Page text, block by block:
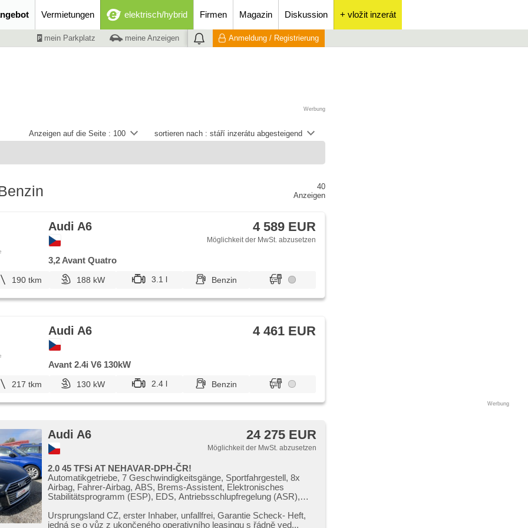
Vermietungen elektrisch/hybrid Firmen Magazin Diskussion + vložit inzerát
mein Parkplatz meine Anzeigen Anmeldung / Registrierung
Werbung
sortieren nach : stáří inzerátu abgesteigend
Anzeigen auf die Seite : 100
40
Anzeigen
Audi A6 4 589 EUR
Möglichkeit der MwSt. abzusetzen
3,2 Avant Quatro
190 tkm 188 kW 3.1 l Benzin
Audi A6 4 461 EUR
Avant 2.4i V6 130kW
217 tkm 130 kW 2.4 l Benzin
Audi A6 24 275 EUR
Möglichkeit der MwSt. abzusetzen
2.0 45 TFSi AT NEHAVAR-DPH-ČR!
Automatikgetriebe, 7 Geschwindigkeitsgänge, Sportfahrgestell, 8x
Airbag, Fahrer-Airbag, ABS, Brems-Assistent, Elektronisches
Stabilitätsprogramm (ESP), EDS, Antriebsschlupfregelung (ASR),
asistent rozjezdu do kopce (HSA), ukazatel rychlostního limitu (SLIF),
Uhr Spur, Blind Spot Anzeige, asistent jízdy v koloně, asistent změny
Ursprungsland CZ,​ erster Inhaber,​ unfallfrei,​ Garantie Scheck​- Heft,​
jedná se o vůz z ukončeného operativního leasingu s řádně ved...
Werbung